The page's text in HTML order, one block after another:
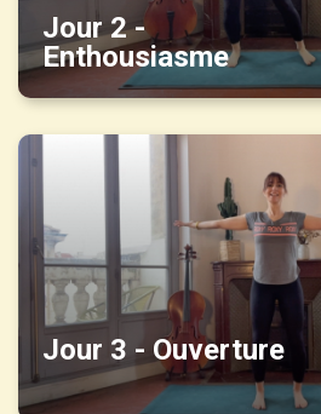
Jour 2 -
Enthousiasme
Jour 3 - Ouverture